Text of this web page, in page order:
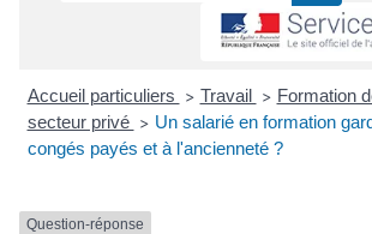
Accueil particuliers > Travail > Formation
secteur privé > Un salarié en formation
congés payés et à l'ancienneté ?
Question-réponse